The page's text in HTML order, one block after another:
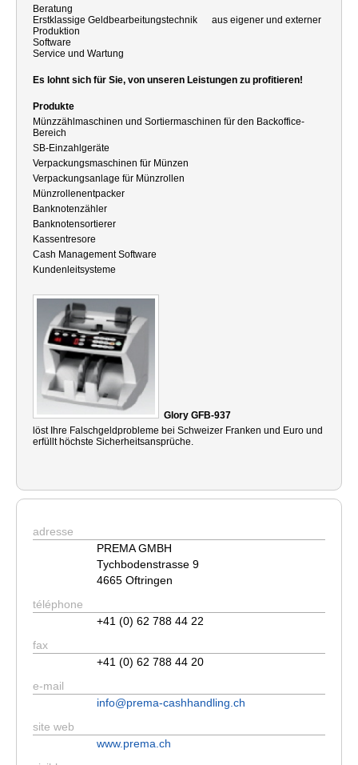
Beratung
Erstklassige Geldbearbeitungstechnik aus eigener und externer
Produktion
Software
Service und Wartung
Es lohnt sich für Sie, von unseren Leistungen zu profitieren!
Produkte
Münzzählmaschinen und Sortiermaschinen für den Backoffice-
Bereich
SB-Einzahlgeräte
Verpackungsmaschinen für Münzen
Verpackungsanlage für Münzrollen
Münzrollenentpacker
Banknotenzähler
Banknotensortierer
Kassentresore
Cash Management Software
Kundenleitsysteme
Glory GFB-937
löst Ihre Falschgeldprobleme bei Schweizer Franken und Euro und
erfüllt höchste Sicherheitsansprüche.
adresse
PREMA GMBH
Tychbodenstrasse 9
4665 Oftringen
téléphone
+41 (0) 62 788 44 22
fax
+41 (0) 62 788 44 20
e-mail
info@prema-cashhandling.ch
site web
www.prema.ch